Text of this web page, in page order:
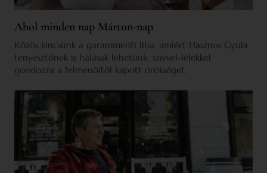
Ahol minden nap Márton-nap
Közös kincsünk a garammenti liba, amiért Hasznos Gyula
tenyésztőnek is hálásak lehetünk: szívvel-lélekkel
gondozza a felmenőitől kapott örökséget.